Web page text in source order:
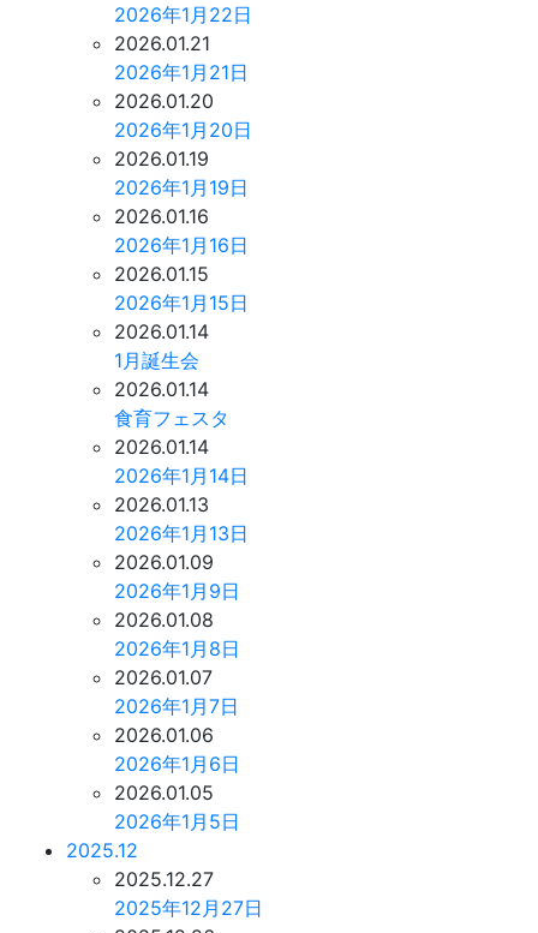
2026年1月22日
2026.01.21
2026年1月21日
2026.01.20
2026年1月20日
2026.01.19
2026年1月19日
2026.01.16
2026年1月16日
2026.01.15
2026年1月15日
2026.01.14
1月誕生会
2026.01.14
食育フェスタ
2026.01.14
2026年1月14日
2026.01.13
2026年1月13日
2026.01.09
2026年1月9日
2026.01.08
2026年1月8日
2026.01.07
2026年1月7日
2026.01.06
2026年1月6日
2026.01.05
2026年1月5日
2025.12
2025.12.27
2025年12月27日